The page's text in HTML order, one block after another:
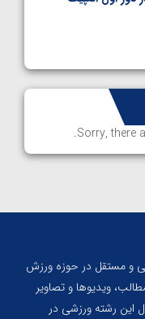
Sorry, there
و مستقل در حوزه ورزش
ویدیوها و تصاویر
این رشته ورزشی در